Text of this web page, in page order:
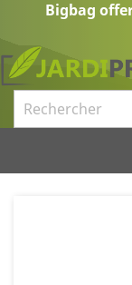
Bigbag